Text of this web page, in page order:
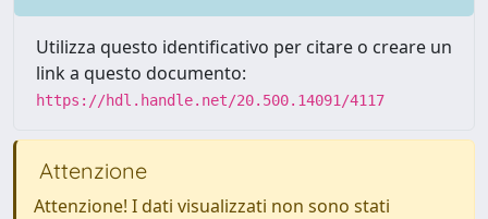
Utilizza questo identificativo per citare o creare un
link a questo documento:
https://hdl.handle.net/20.500.14091/4117
Attenzione
Attenzione! I dati visualizzati non sono stati